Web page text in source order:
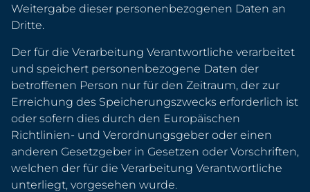
Weitergabe dieser personenbezogenen Daten an
Dritte.
Der für die Verarbeitung Verantwortliche verarbeitet
und speichert personenbezogene Daten der
betroffenen Person nur für den Zeitraum, der zur
Erreichung des Speicherungszwecks erforderlich ist
oder sofern dies durch den Europäischen
Richtlinien- und Verordnungsgeber oder einen
anderen Gesetzgeber in Gesetzen oder Vorschriften,
welchen der für die Verarbeitung Verantwortliche
unterliegt, vorgesehen wurde.